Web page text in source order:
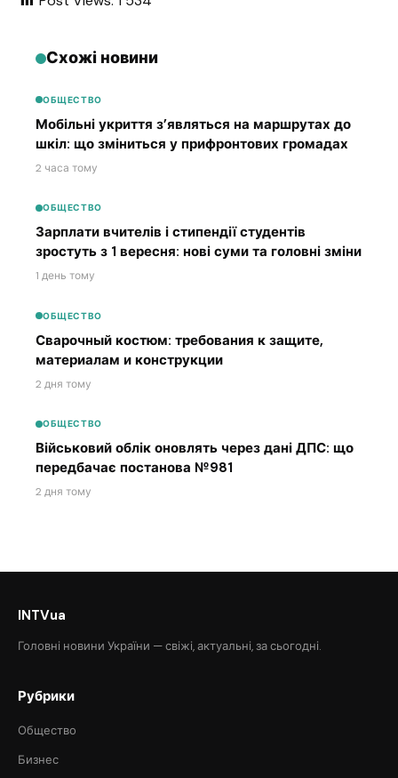
Схожі новини
ОБЩЕСТВО
Мобільні укриття з’являться на маршрутах до
шкіл: що зміниться у прифронтових громадах
2 часа тому
ОБЩЕСТВО
Зарплати вчителів і стипендії студентів
зростуть з 1 вересня: нові суми та головні зміни
1 день тому
ОБЩЕСТВО
Сварочный костюм: требования к защите,
материалам и конструкции
2 дня тому
ОБЩЕСТВО
Військовий облік оновлять через дані ДПС: що
передбачає постанова №981
2 дня тому
INTVua
Головні новини України — свіжі, актуальні, за сьогодні.
Рубрики
Общество
Бизнес